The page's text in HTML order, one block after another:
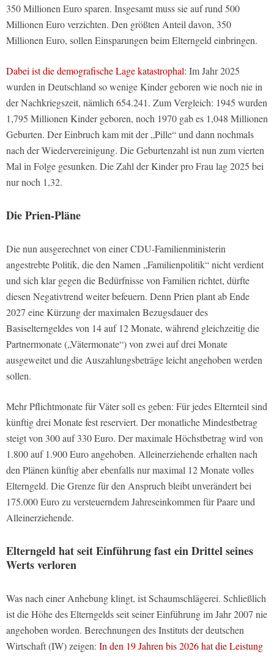
350 Millionen Euro sparen. Insgesamt muss sie auf rund 500
Millionen Euro verzichten. Den größten Anteil davon, 350
Millionen Euro, sollen Einsparungen beim Elterngeld einbringen.
Dabei ist die demografische Lage katastrophal: Im Jahr 2025
wurden in Deutschland so wenige Kinder geboren wie noch nie in
der Nachkriegszeit, nämlich 654.241. Zum Vergleich: 1945 wurden
1,795 Millionen Kinder geboren, noch 1970 gab es 1,048 Millionen
Geburten. Der Einbruch kam mit der „Pille“ und dann nochmals
nach der Wiedervereinigung. Die Geburtenzahl ist nun zum vierten
Mal in Folge gesunken. Die Zahl der Kinder pro Frau lag 2025 bei
nur noch 1,32.
Die Prien-Pläne
Die nun ausgerechnet von einer CDU-Familienministerin
angestrebte Politik, die den Namen „Familienpolitik“ nicht verdient
und sich klar gegen die Bedürfnisse von Familien richtet, dürfte
diesen Negativtrend weiter befeuern. Denn Prien plant ab Ende
2027 eine Kürzung der maximalen Bezugsdauer des
Basiselterngeldes von 14 auf 12 Monate, während gleichzeitig die
Partnermonate („Vätermonate“) von zwei auf drei Monate
ausgeweitet und die Auszahlungsbeträge leicht angehoben werden
sollen.
Mehr Pflichtmonate für Väter soll es geben: Für jedes Elternteil sind
künftig drei Monate fest reserviert. Der monatliche Mindestbetrag
steigt von 300 auf 330 Euro. Der maximale Höchstbetrag wird von
1.800 auf 1.900 Euro angehoben. Alleinerziehende erhalten nach
den Plänen künftig aber ebenfalls nur maximal 12 Monate volles
Elterngeld. Die Grenze für den Anspruch bleibt unverändert bei
175.000 Euro zu versteuerndem Jahreseinkommen für Paare und
Alleinerziehende.
Elterngeld hat seit Einführung fast ein Drittel seines
Werts verloren
Was nach einer Anhebung klingt, ist Schaumschlägerei. Schließlich
ist die Höhe des Elterngelds seit seiner Einführung im Jahr 2007 nie
angehoben worden. Berechnungen des Instituts der deutschen
Wirtschaft (IW) zeigen: In den 19 Jahren bis 2026 hat die Leistung